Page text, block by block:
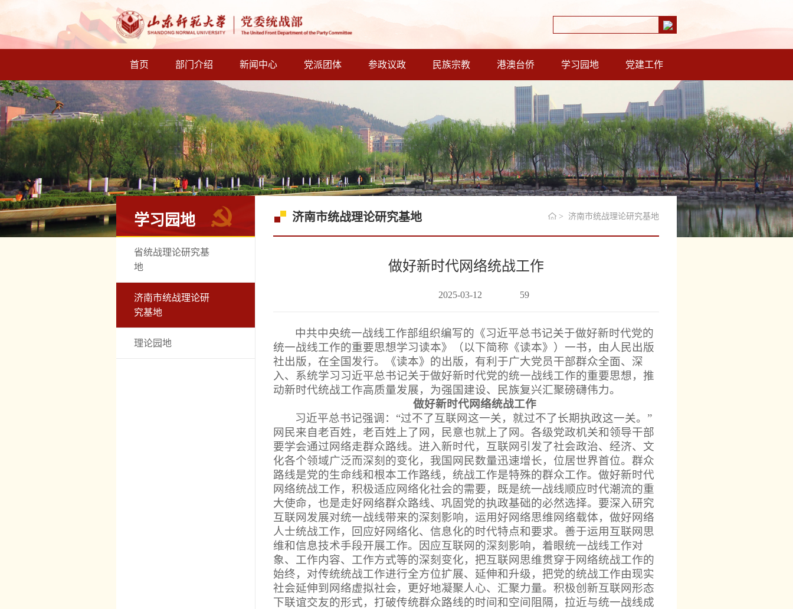
首页 部门介绍 新闻中心 党派团体 参政议政 民族宗教 港澳台侨 学习园地 党建工作
学习园地
省统战理论研究基
地
济南市统战理论研
究基地
理论园地
济南市统战理论研究基地 > 济南市统战理论研究基地
做好新时代网络统战工作
2025-03-12 59
中共中央统一战线工作部组织编写的《习近平总书记关于做好新时代党的
统一战线工作的重要思想学习读本》（以下简称《读本》）一书，由人民出版
社出版，在全国发行。《读本》的出版，有利于广大党员干部群众全面、深
入、系统学习习近平总书记关于做好新时代党的统一战线工作的重要思想，推
动新时代统战工作高质量发展，为强国建设、民族复兴汇聚磅礴伟力。
做好新时代网络统战工作
习近平总书记强调： “过不了互联网这一关，就过不了长期执政这一关。”
网民来自老百姓，老百姓上了网，民意也就上了网。各级党政机关和领导干部
要学会通过网络走群众路线。进入新时代，互联网引发了社会政治、经济、文
化各个领域广泛而深刻的变化，我国网民数量迅速增长，位居世界首位。群众
路线是党的生命线和根本工作路线，统战工作是特殊的群众工作。做好新时代
网络统战工作，积极适应网络化社会的需要，既是统一战线顺应时代潮流的重
大使命，也是走好网络群众路线、巩固党的执政基础的必然选择。要深入研究
互联网发展对统一战线带来的深刻影响，运用好网络思维网络载体，做好网络
人士统战工作，回应好网络化、信息化的时代特点和要求。善于运用互联网思
维和信息技术手段开展工作。因应互联网的深刻影响，着眼统一战线工作对
象、工作内容、工作方式等的深刻变化，把互联网思维贯穿于网络统战工作的
始终，对传统统战工作进行全方位扩展、延伸和升级，把党的统战工作由现实
社会延伸到网络虚拟社会，更好地凝聚人心、汇聚力量。积极创新互联网形态
下联谊交友的形式，打破传统群众路线的时间和空间阻隔，拉近与统一战线成